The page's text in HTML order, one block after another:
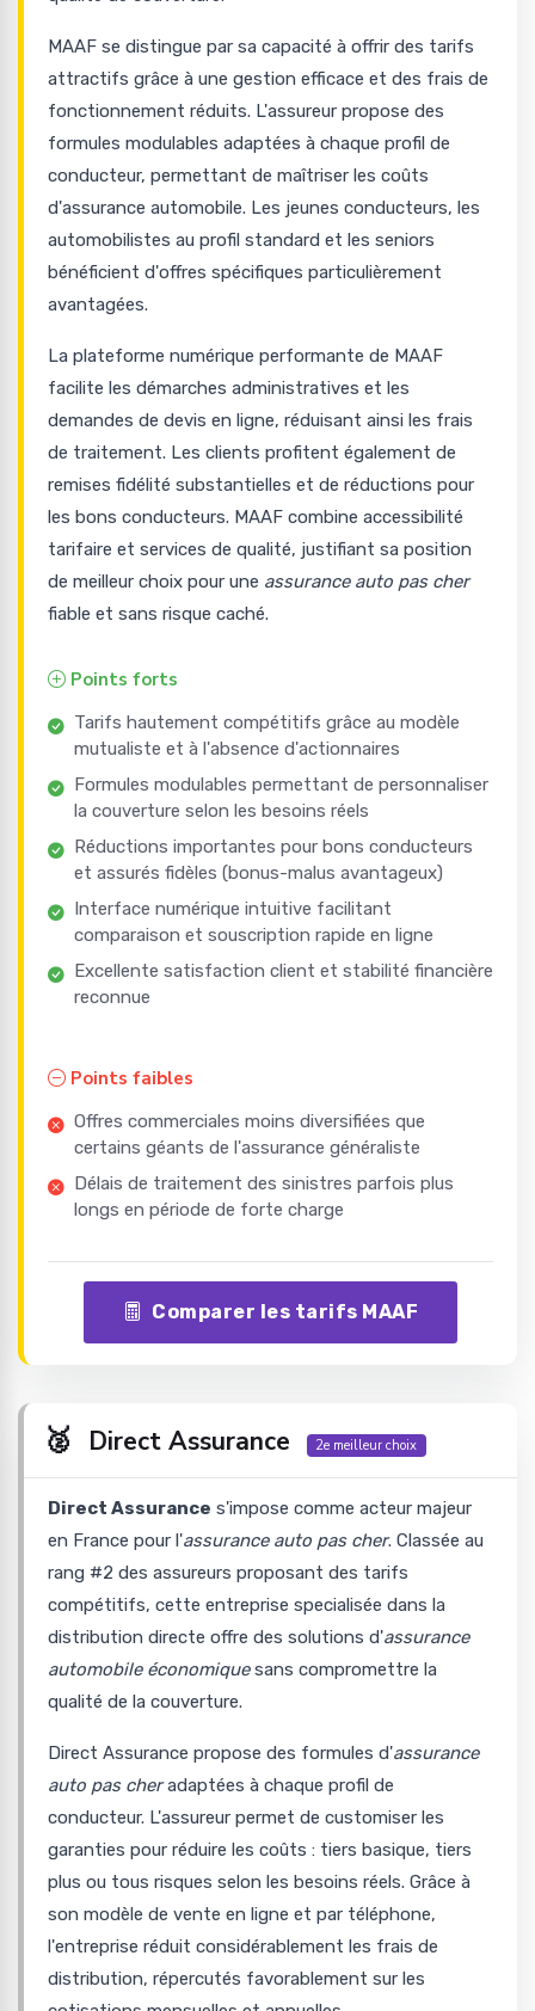
MAAF se distingue par sa capacité à offrir des tarifs
attractifs grâce à une gestion efficace et des frais de
fonctionnement réduits. L'assureur propose des
formules modulables adaptées à chaque profil de
conducteur, permettant de maîtriser les coûts
d'assurance automobile. Les jeunes conducteurs, les
automobilistes au profil standard et les seniors
bénéficient d'offres spécifiques particulièrement
avantagées.
La plateforme numérique performante de MAAF
facilite les démarches administratives et les
demandes de devis en ligne, réduisant ainsi les frais
de traitement. Les clients profitent également de
remises fidélité substantielles et de réductions pour
les bons conducteurs. MAAF combine accessibilité
tarifaire et services de qualité, justifiant sa position
de meilleur choix pour une assurance auto pas cher
fiable et sans risque caché.
Points forts
Tarifs hautement compétitifs grâce au modèle
mutualiste et à l'absence d'actionnaires
Formules modulables permettant de personnaliser
la couverture selon les besoins réels
Réductions importantes pour bons conducteurs
et assurés fidèles (bonus-malus avantageux)
Interface numérique intuitive facilitant
comparaison et souscription rapide en ligne
Excellente satisfaction client et stabilité financière
reconnue
Points faibles
Offres commerciales moins diversifiées que
certains géants de l'assurance généraliste
Délais de traitement des sinistres parfois plus
longs en période de forte charge
Comparer les tarifs MAAF
🥈 Direct Assurance 2e meilleur choix
Direct Assurance s'impose comme acteur majeur
en France pour l'assurance auto pas cher. Classée au
rang #2 des assureurs proposant des tarifs
compétitifs, cette entreprise specialisée dans la
distribution directe offre des solutions d'assurance
automobile économiquesans compromettre la
qualité de la couverture.
Direct Assurance propose des formules d'assurance
auto pas cheradaptées à chaque profil de
conducteur. L'assureur permet de customiser les
garanties pour réduire les coûts : tiers basique, tiers
plus ou tous risques selon les besoins réels. Grâce à
son modèle de vente en ligne et par téléphone,
l'entreprise réduit considérablement les frais de
distribution, répercutés favorablement sur les